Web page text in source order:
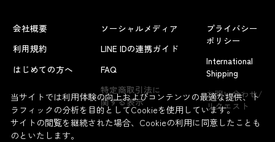
よくあるお問い合わせ
会社概要
利用規約
はじめての方へ
ソーシャルメディア
LINE IDの連携ガイド
FAQ
特定商取引法に
関する表示
プライバシー
ポリシー
International
Shipping
お問い合わせ/
リクエスト
当サイトでは利用体験の向上およびコンテンツの最適な提供、ト
ラフィックの分析を目的としてCookieを使用しています。
サイトの閲覧を継続された場合、Cookieの利用に同意したことも
のといたします。